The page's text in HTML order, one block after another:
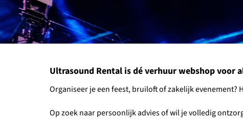
Ultrasound Rental is dé verhuur webshop voor
Organiseer je een feest, bruiloft of zakelijk
Op zoek naar persoonlijk advies of wil je volledig